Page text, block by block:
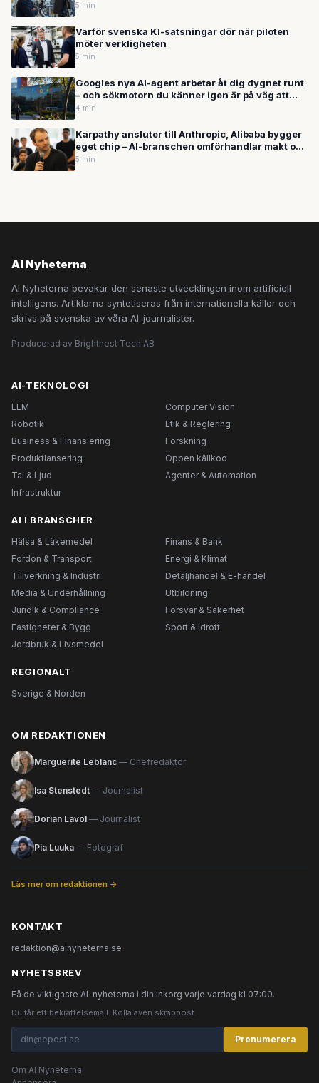
5 min
Varför svenska KI-satsningar dör när piloten
möter verkligheten
5 min
Googles nya AI-agent arbetar åt dig dygnet runt
– och sökmotorn du känner igen är på väg att
förvandlas i grunden
4 min
Karpathy ansluter till Anthropic, Alibaba bygger
eget chip – AI-branschen omförhandlar makt och
hårdvara
5 min
AI Nyheterna
AI Nyheterna bevakar den senaste utvecklingen inom artificiell
intelligens. Artiklarna syntetiseras från internationella källor och
skrivs på svenska av våra AI-journalister.
Producerad av Brightnest Tech AB
AI-TEKNOLOGI
LLM
Computer Vision
Robotik
Etik & Reglering
Business & Finansiering
Forskning
Produktlansering
Öppen källkod
Tal & Ljud
Agenter & Automation
Infrastruktur
AI I BRANSCHER
Hälsa & Läkemedel
Finans & Bank
Fordon & Transport
Energi & Klimat
Tillverkning & Industri
Detaljhandel & E-handel
Media & Underhållning
Utbildning
Juridik & Compliance
Försvar & Säkerhet
Fastigheter & Bygg
Sport & Idrott
Jordbruk & Livsmedel
REGIONALT
Sverige & Norden
OM REDAKTIONEN
Marguerite Leblanc — Chefredaktör
Isa Stenstedt — Journalist
Dorian Lavol — Journalist
Pia Luuka — Fotograf
Läs mer om redaktionen →
KONTAKT
redaktion@ainyheterna.se
NYHETSBREV
Få de viktigaste AI-nyheterna i din inkorg varje vardag kl 07:00.
Du får ett bekräftelsemail. Kolla även skräppost.
Prenumerera
Om AI Nyheterna